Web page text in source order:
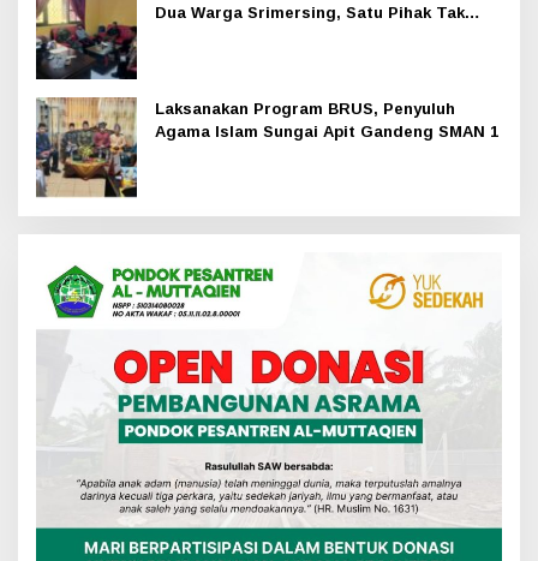
Dua Warga Srimersing, Satu Pihak Tak
Laksanakan Program BRUS, Penyuluh
Agama Islam Sungai Apit Gandeng SMAN 1